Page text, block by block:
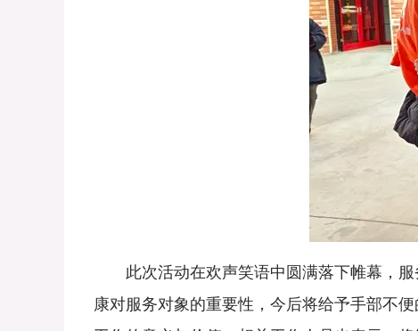
此次活动在欢声笑语中圆满落下帷幕，服
康对服务对象的重要性，今后将给予手部不